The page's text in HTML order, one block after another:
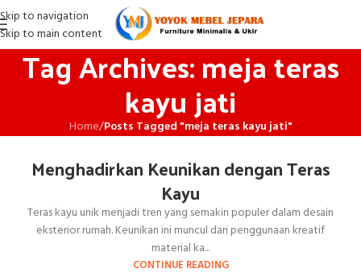
Skip to navigation
Skip to main content
Tag Archives: meja teras
kayu jati
Home/Posts Tagged "meja teras kayu jati"
Menghadirkan Keunikan dengan Teras
Kayu
Teras kayu unik menjadi tren yang semakin populer dalam desain
eksterior rumah. Keunikan ini muncul dari penggunaan kreatif
material ka...
CONTINUE READING